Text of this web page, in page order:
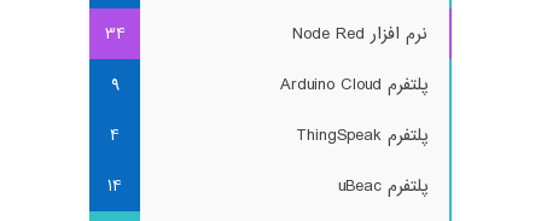
نرم افزار Node Red
34
پلتفرم Arduino Cloud
9
پلتفرم ThingSpeak
4
پلتفرم uBeac
14